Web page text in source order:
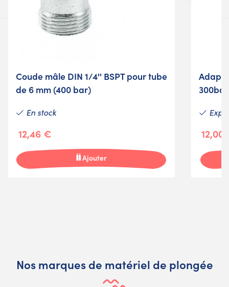
Coude mâle DIN 1/4'' BSPT pour tube
de 6 mm (400 bar)
En stock
12,46 €
Ajouter
300bar
12,00
Nos marques de matériel de plongée